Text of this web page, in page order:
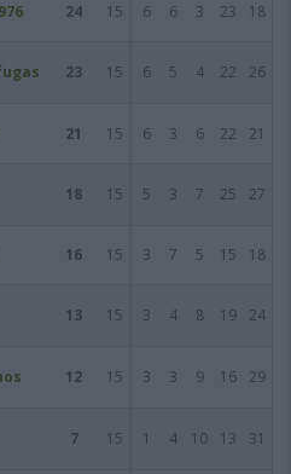
24 15 6 6 3 23 18
23 15 6 5 4 22 26
21 15 6 3 6 22 21
18 15 5 3 7 25 27
16 15 3 7 5 15 18
13 15 3 4 8 19 24
12 15 3 3 9 16 29
7 15 1 4 10 13 31